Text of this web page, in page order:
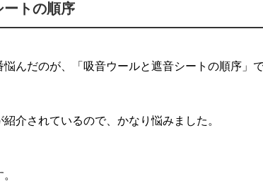
ートの順序
んだのが、「吸音ウールと遮音シートの順序」で
介されているので、かなり悩みました。